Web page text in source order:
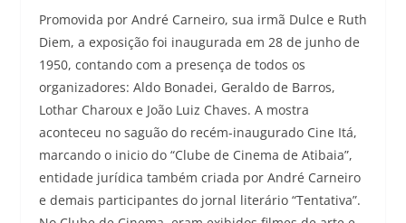
Promovida por André Carneiro, sua irmã Dulce e Ruth
Diem, a exposição foi inaugurada em 28 de junho de
1950, contando com a presença de todos os
organizadores: Aldo Bonadei, Geraldo de Barros,
Lothar Charoux e João Luiz Chaves. A mostra
aconteceu no saguão do recém-inaugurado Cine Itá,
marcando o inicio do “Clube de Cinema de Atibaia”,
entidade jurídica também criada por André Carneiro
e demais participantes do jornal literário “Tentativa”.